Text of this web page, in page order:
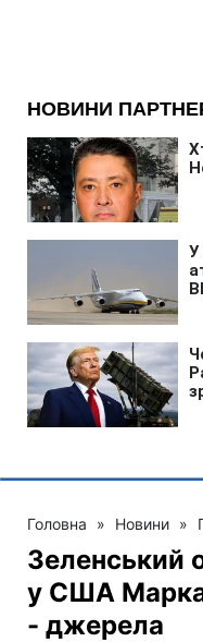
Головна » Новини »
Зеленський
у США
- джерела